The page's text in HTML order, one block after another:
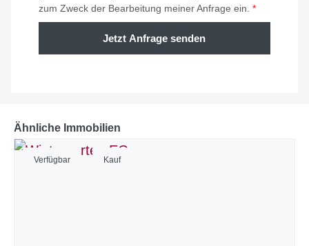
zum Zweck der Bearbeitung meiner Anfrage ein. *
Jetzt Anfrage senden
Ähnliche Immobilien
Verfügbar Kauf